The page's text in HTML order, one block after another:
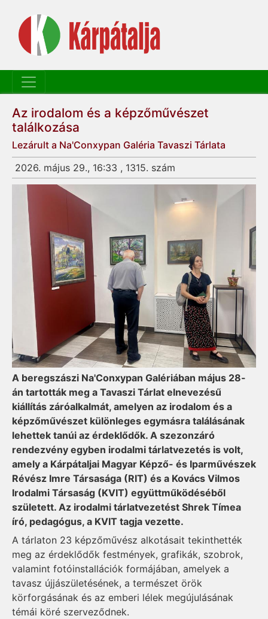
Az irodalom és a képzőművészet
találkozása
Lezárult a Na'Conxypan Galéria Tavaszi Tárlata
2026. május 29., 16:33 , 1315. szám
A beregszászi Na'Conxypan Galériában május 28-
án tartották meg a Tavaszi Tárlat elnevezésű
kiállítás záróalkalmát, amelyen az irodalom és a
képzőművészet különleges egymásra találásának
lehettek tanúi az érdeklődők. A szezonzáró
rendezvény egyben irodalmi tárlatvezetés is volt,
amely a Kárpátaljai Magyar Képző- és Iparművészek
Révész Imre Társasága (RIT) és a Kovács Vilmos
Irodalmi Társaság (KVIT) együttműködéséből
született. Az irodalmi tárlatvezetést Shrek Tímea
író, pedagógus, a KVIT tagja vezette.
A tárlaton 23 képzőművész alkotásait tekinthették
meg az érdeklődők festmények, grafikák, szobrok,
valamint fotóinstallációk formájában, amelyek a
tavasz újjászületésének, a természet örök
körforgásának és az emberi lélek megújulásának
témái köré szerveződnek.